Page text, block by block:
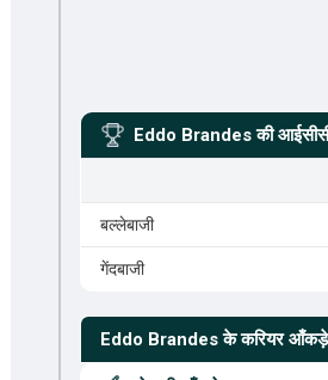
Eddo Brandes की
बल्लेबाजी
गेंदबाजी
Eddo Brandes के करियर आँकड़े